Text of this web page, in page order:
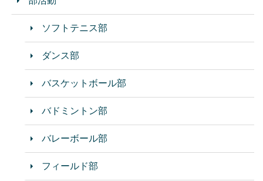
ソフトテニス部
ダンス部
バスケットボール部
バドミントン部
バレーボール部
フィールド部